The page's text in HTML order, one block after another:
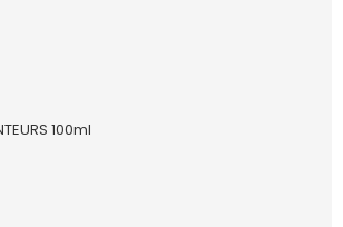
100ml